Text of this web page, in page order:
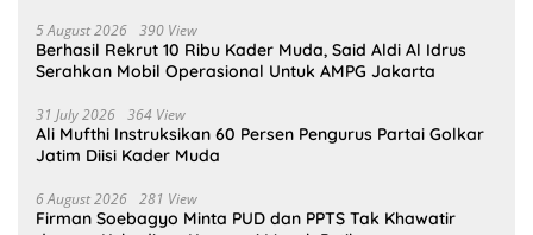
5 August 2026 390 View
Berhasil Rekrut 10 Ribu Kader Muda, Said Aldi Al Idrus
Serahkan Mobil Operasional Untuk AMPG Jakarta
31 July 2026 364 View
Ali Mufthi Instruksikan 60 Persen Pengurus Partai Golkar
Jatim Diisi Kader Muda
6 August 2026 281 View
Firman Soebagyo Minta PUD dan PPTS Tak Khawatir